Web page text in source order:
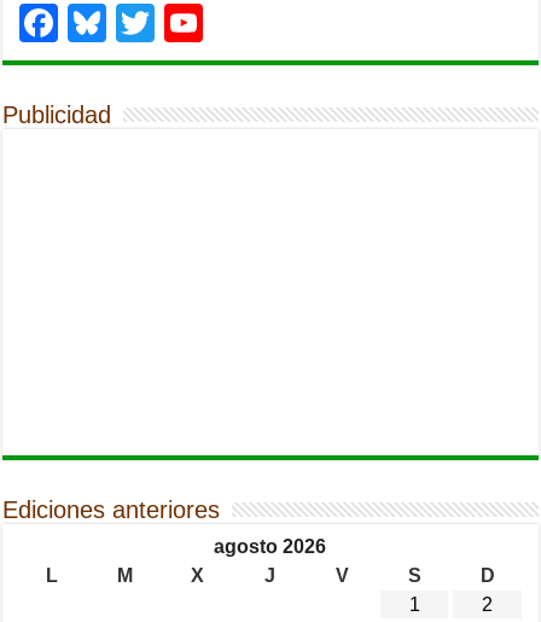
Facebook
Bluesky
Twitter
Publicidad
Ediciones anteriores
agosto 2026
L
M X J V S
D
1
2